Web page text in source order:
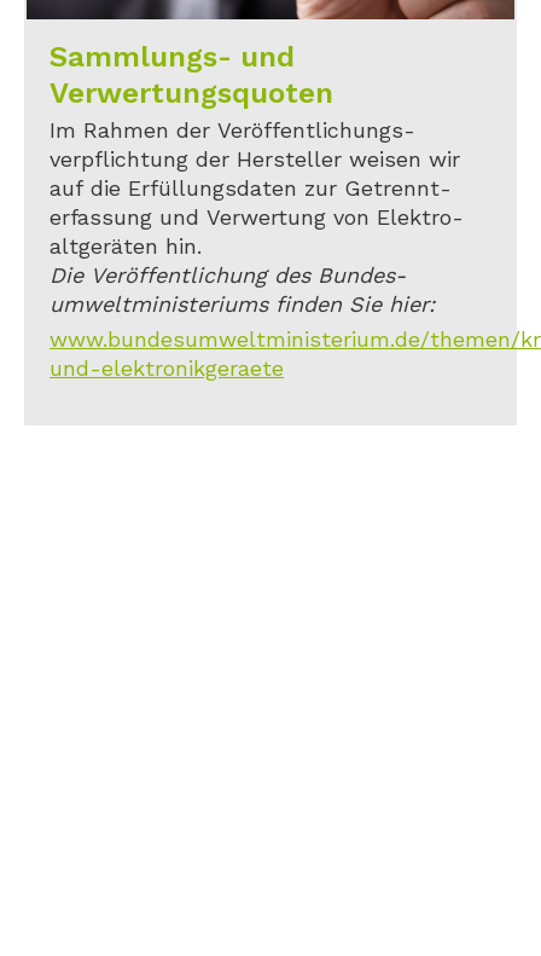
Sammlungs- und
Verwertungsquoten
Im Rahmen der Veröffentlichungs-
verpflichtung der Hersteller weisen wir
auf die Erfüllungsdaten zur Getrennt-
erfassung und Verwertung von Elektro-
altgeräten hin.
Die Veröffentlichung des Bundes-
umweltministeriums finden Sie hier:
www.bundesumweltministerium.de/
und-elektronikgeraete